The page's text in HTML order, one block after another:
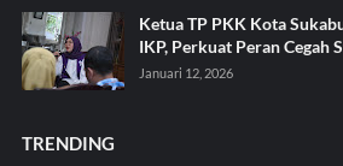
Ketua TP PKK Kota
IKP, Perkuat Peran Cegah
Januari 12, 2026
TRENDING